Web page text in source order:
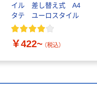
イル 差し替え式 A4
タテ ユーロスタイル
￥422~ （税込）